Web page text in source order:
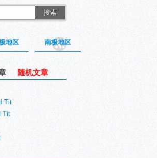
搜索
地区 南极地区
随机文章
Tit
Tit